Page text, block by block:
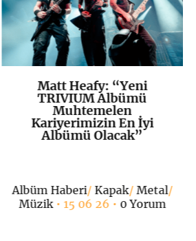
K+
Matt Heafy: “Yeni
TRIVIUM Albümü
Muhtemelen
Kariyerimizin En İyi
Albümü Olacak”
Albüm Haberi/ Kapak/Metal/
Müzik• 15 06 26 • 0 Yorum